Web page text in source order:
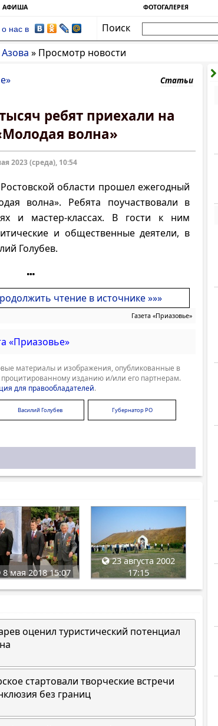
АФИША ФОТОГАЛЕРЕЯ
о нас в
Поиск
» Просмотр новости
Статьи
ребят приехали на
волна»
2023 (среда), 10:54
области прошел ежегодный
волна». Ребята поучаствовали в
и мастер-классах. В гости к ним
и общественные деятели, в
Голубев.
чтение в источнике »»»
Газета «Приазовье»
«Приазовье»
материалы и изображения, опубликованные в
изданию и/или его партнерам.
для правообладателей.
Василий Голубев Губернатор РО
8 мая 2018 15:07
23 августа 2002
17:15
оценил туристический потенциал
стартовали творческие встречи
без границ